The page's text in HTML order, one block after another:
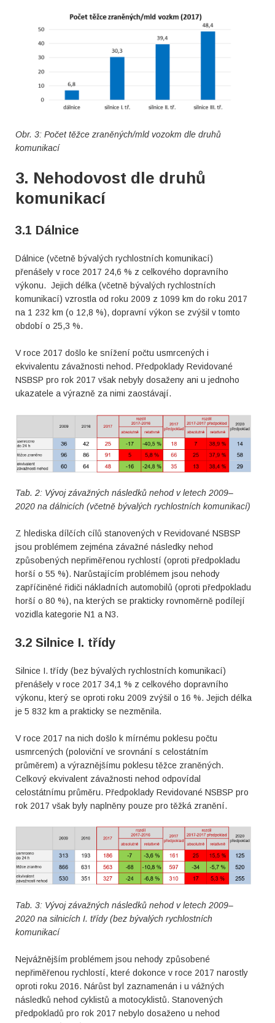
Obr. 3: Počet těžce zraněných/mld vozokm dle druhů
komunikací
3. Nehodovost dle druhů
komunikací
3.1 Dálnice
Dálnice (včetně bývalých rychlostních komunikací)
přenášely v roce 2017 24,6 % z celkového dopravního
výkonu. Jejich délka (včetně bývalých rychlostních
komunikací) vzrostla od roku 2009 z 1099 km do roku 2017
na 1 232 km (o 12,8 %), dopravní výkon se zvýšil v tomto
období o 25,3 %.
V roce 2017 došlo ke snížení počtu usmrcených i
ekvivalentu závažnosti nehod. Předpoklady Revidované
NSBSP pro rok 2017 však nebyly dosaženy ani u jednoho
ukazatele a výrazně za nimi zaostávají.
Tab. 2: Vývojzávažných následků nehod v letech 2009–
2020 na dálnicích (včetně bývalých rychlostních komunikací)
Z hlediska dílčích cílů stanovených v Revidované NSBSP
jsou problémem zejména závažné následky nehod
způsobených nepřiměřenou rychlostí (oproti předpokladu
horší o 55 %). Narůstajícím problémem jsou nehody
zapříčiněné řidiči nákladních automobilů (oproti předpokladu
horší o 80 %), na kterých se prakticky rovnoměrně podílejí
vozidla kategorie N1 a N3.
3.2 Silnice I. třídy
Silnice I. třídy (bez bývalých rychlostních komunikací)
přenášely v roce 2017 34,1 % z celkového dopravního
výkonu, který se oproti roku 2009 zvýšil o 16 %. Jejich délka
je 5 832 km a prakticky se nezměnila.
V roce 2017 na nich došlo k mírnému poklesu počtu
usmrcených (poloviční ve srovnání s celostátním
průměrem) a výraznějšímu poklesu těžce zraněných.
Celkový ekvivalent závažnosti nehod odpovídal
celostátnímu průměru. Předpoklady Revidované NSBSP pro
rok 2017 však byly naplněny pouze pro těžká zranění.
Tab. 3: Vývojzávažných následků nehod v letech 2009–
2020 na silnicích I. třídy (bez bývalých rychlostních
komunikací
Nejvážnějším problémem jsou nehody způsobené
nepřiměřenou rychlostí, které dokonce v roce 2017 narostly
oproti roku 2016. Nárůst byl zaznamenán i u vážných
následků nehod cyklistů a motocyklistů. Stanovených
předpokladů pro rok 2017 nebylo dosaženo u nehod